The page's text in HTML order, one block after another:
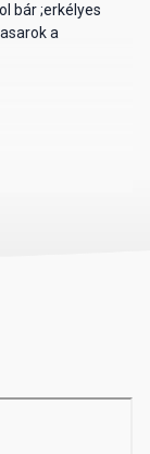
bár ;erkélyes
a
transzfert a
Rodosz